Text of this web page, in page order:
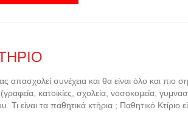
απασχολεί συνέχεια και θα είναι όλο και πιο
κατοικίες, σχολεία, νοσοκομεία,
Τι είναι τα παθητικά κτήρια ; Παθητικό Κτίριο